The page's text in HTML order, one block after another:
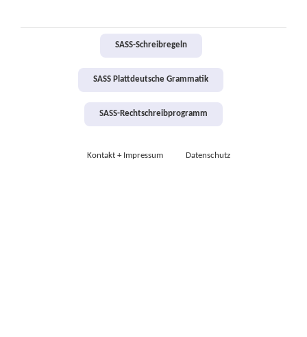
SASS-Schreibregeln
SASS Plattdeutsche Grammatik
SASS-Rechtschreibprogramm
Kontakt + Impressum Datenschutz